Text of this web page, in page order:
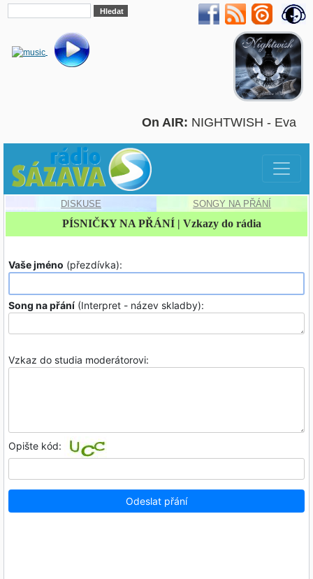
On AIR: NIGHTWISH - Eva
DISKUSE SONGY NA PŘÁNÍ
PÍSNIČKY NA PŘÁNÍ | Vzkazy do rádia